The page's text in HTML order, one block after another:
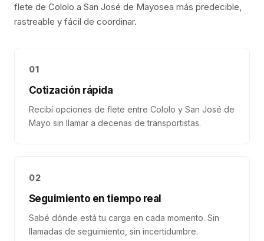
flete de Cololo a San José de Mayosea más predecible,
rastreable y fácil de coordinar.
01
Cotización rápida
Recibí opciones de flete entre Cololo y San José de
Mayo sin llamar a decenas de transportistas.
02
Seguimiento en tiempo real
Sabé dónde está tu carga en cada momento. Sin
llamadas de seguimiento, sin incertidumbre.